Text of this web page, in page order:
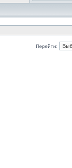
Перейти: